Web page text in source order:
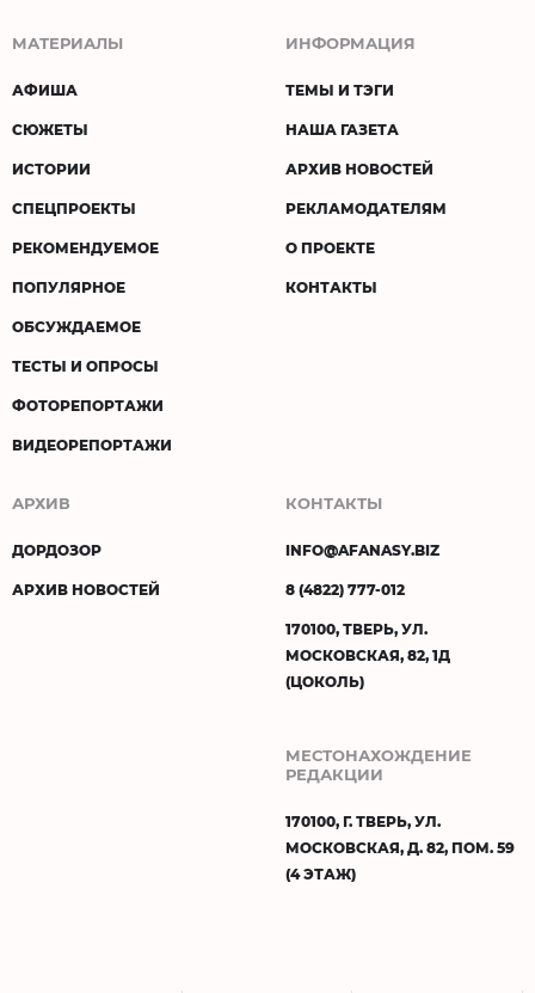
МАТЕРИАЛЫ
АФИША
СЮЖЕТЫ
ИСТОРИИ
СПЕЦПРОЕКТЫ
РЕКОМЕНДУЕМОЕ
ПОПУЛЯРНОЕ
ОБСУЖДАЕМОЕ
ТЕСТЫ И ОПРОСЫ
ФОТОРЕПОРТАЖИ
ВИДЕОРЕПОРТАЖИ
ИНФОРМАЦИЯ
ТЕМЫ И ТЭГИ
НАША ГАЗЕТА
АРХИВ НОВОСТЕЙ
РЕКЛАМОДАТЕЛЯМ
О ПРОЕКТЕ
КОНТАКТЫ
АРХИВ
ДОРДОЗОР
АРХИВ НОВОСТЕЙ
КОНТАКТЫ
INFO@AFANASY.BIZ
8 (4822) 777-012
170100, ТВЕРЬ, УЛ.
МОСКОВСКАЯ, 82, 1Д
(ЦОКОЛЬ)
МЕСТОНАХОЖДЕНИЕ
РЕДАКЦИИ
170100, Г. ТВЕРЬ, УЛ.
МОСКОВСКАЯ, Д. 82, ПОМ. 59
(4 ЭТАЖ)